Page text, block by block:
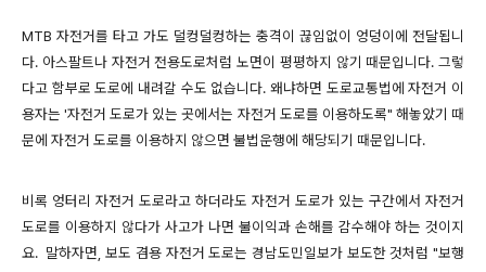
MTB 자전거를 타고 가도 덜컹덜컹하는 충격이 끊임없이 엉덩이에 전달됩니
다. 아스팔트나 자전거 전용도로처럼 노면이 평평하지 않기 때문입니다. 그렇
다고 함부로 도로에 내려갈 수도 없습니다. 왜냐하면 도로교통법에 자전거 이
용자는 '자전거 도로가 있는 곳에서는 자전거 도로를 이용하도록" 해놓았기 때
문에 자전거 도로를 이용하지 않으면 불법운행에 해당되기 때문입니다.
비록 엉터리 자전거 도로라고 하더라도 자전거 도로가 있는 구간에서 자전거
도로를 이용하지 않다가 사고가 나면 불이익과 손해를 감수해야 하는 것이지
요. 말하자면, 보도 겸용 자전거 도로는 경남도민일보가 보도한 것처럼 "보행